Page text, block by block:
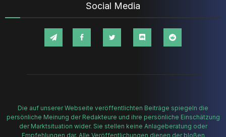
Social Media
Die auf unserer Webseite veröffentlichten Beiträge spiegeln die
persönliche Meinung der Redakteure und ihre persönliche Einschätzung
der Marktsituation wider. Sie stellen keine Anlageberatung oder
Empfehlungen dar. Alle Veröffentlichungen dienen der bloßen